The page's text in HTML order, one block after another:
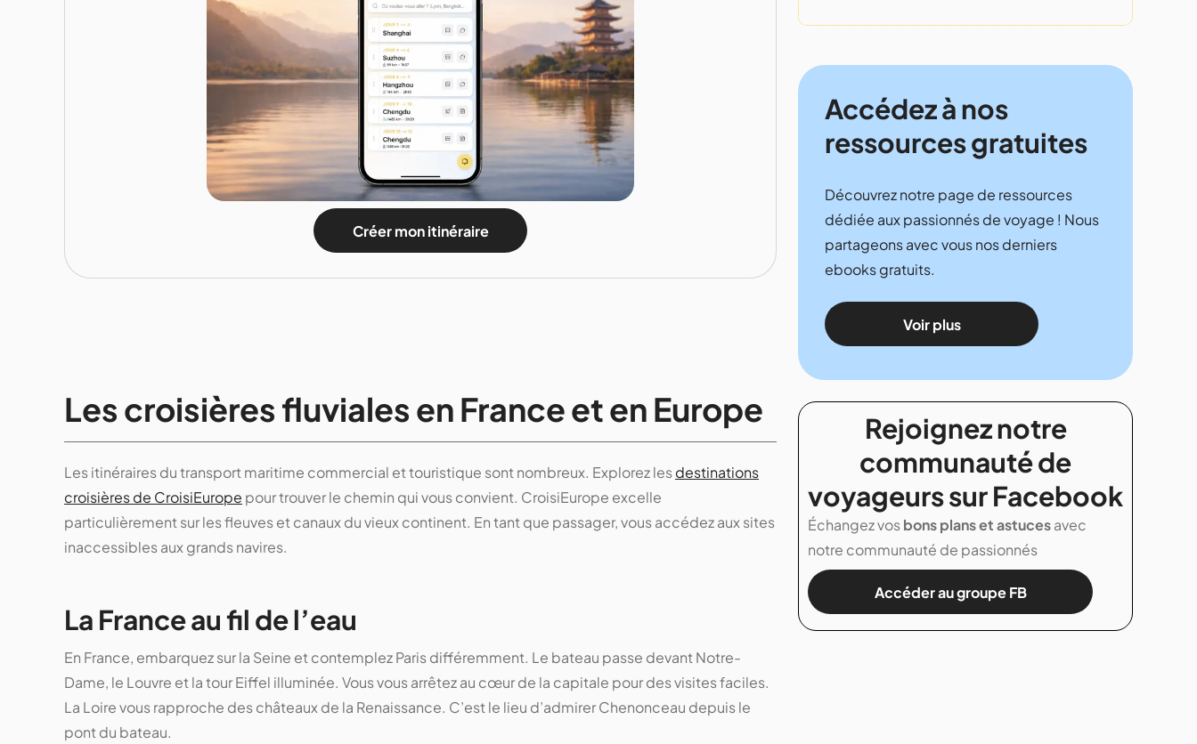
Créer mon itinéraire
Les croisières fluviales en France et en Europe
Les itinéraires du transport maritime commercial et touristique sont nombreux. Explorez lesdestinations
croisières de CroisiEurope pour trouver le chemin qui vous convient. CroisiEurope excelle
particulièrement sur les fleuves et canaux du vieux continent. En tant que passager, vous accédez aux sites
inaccessibles aux grands navires.
La France au fil de l’eau
En France, embarquez sur la Seine et contemplez Paris différemment. Le bateau passe devant Notre-
Dame, le Louvre et la tour Eiffel illuminée. Vous vous arrêtez au cœur de la capitale pour des visites faciles.
La Loire vous rapproche des châteaux de la Renaissance. C’est le lieu d’admirer Chenonceau depuis le
pont du bateau.
Accédez à nos
ressources gratuites
Découvrez notre page de ressources
dédiée aux passionnés de voyage ! Nous
partageons avec vous nos derniers
ebooks gratuits.
Voir plus
Rejoignez notre
communauté de
voyageurs sur Facebook
Échangez vosbons plans et astucesavec
notre communauté de passionnés
Accéder au groupe FB